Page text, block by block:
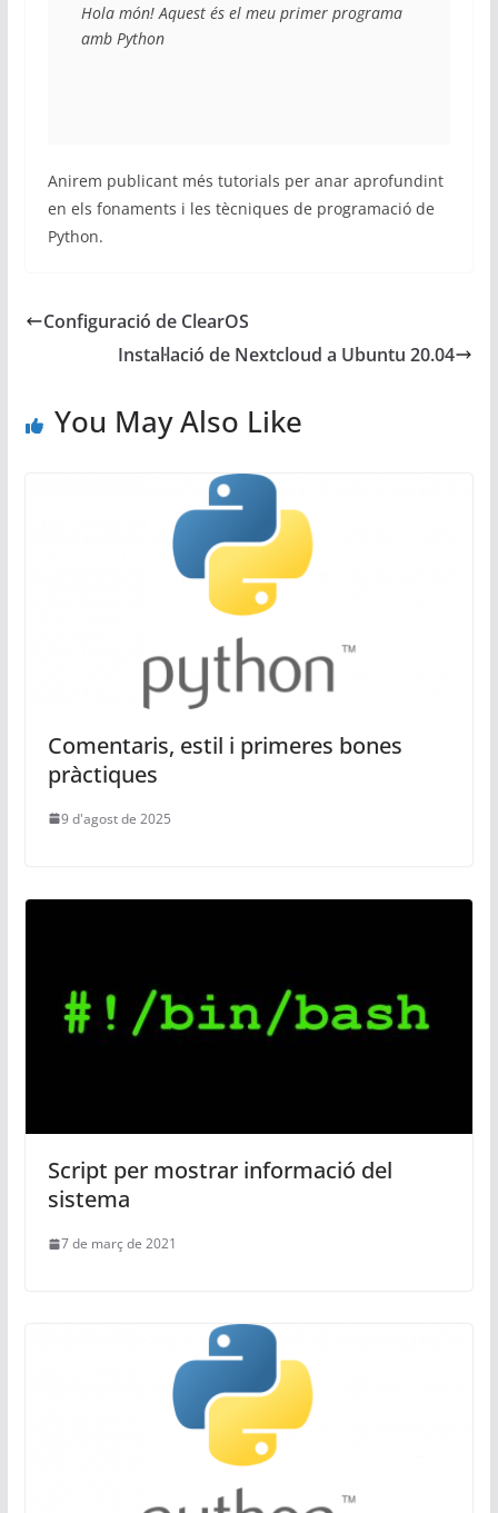
Hola món! Aquest és el meu primer programa
amb Python
Anirem publicant més tutorials per anar aprofundint
en els fonaments i les tècniques de programació de
Python.
Configuració de ClearOS
Instal·lació de Nextcloud a Ubuntu 20.04
You May Also Like
Comentaris, estil i primeres bones
pràctiques
9 d'agost de 2025
Script per mostrar informació del
sistema
7 de març de 2021